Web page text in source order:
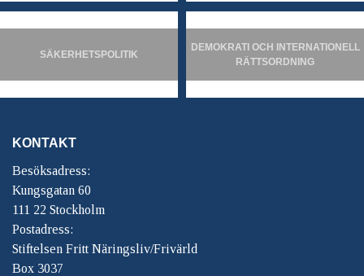
SÄKERHETSPOLITIK
DEMOKRATI OCH INTERNATIONELL
RÄTTSORDNING
KONTAKT
Besöksadress:
Kungsgatan 60
111 22 Stockholm
Postadress:
Stiftelsen Fritt Näringsliv/Frivärld
Box 3037